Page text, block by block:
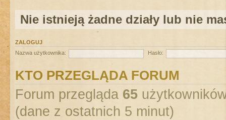
Nie istnieją żadne działy lub nie
ZALOGUJ
Nazwa użytkownika:
Hasło:
KTO PRZEGLĄDA FORUM
Forum przegląda 65
(dane z ostatnich 5 minut)